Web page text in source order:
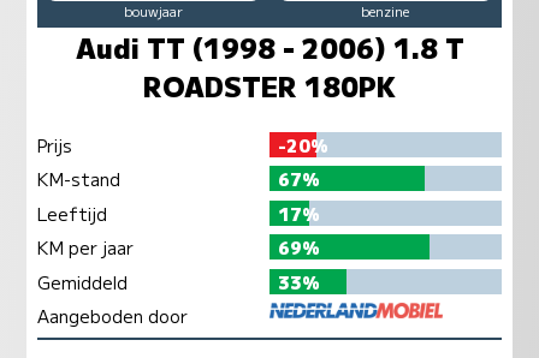
bouwjaar benzine
Audi TT (1998 - 2006) 1.8 T
ROADSTER 180PK
Prijs
-20%
KM-stand
67%
Leeftijd
17%
KM per jaar
69%
Gemiddeld
33%
Aangeboden door